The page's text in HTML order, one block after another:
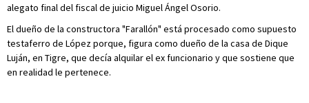
alegato final del fiscal de juicio Miguel Ángel Osorio.
El dueño de la constructora "Farallón" está procesado como supuesto
testaferro de López porque, figura como dueño de la casa de Dique
Luján, en Tigre, que decía alquilar el ex funcionario y que sostiene que
en realidad le pertenece.